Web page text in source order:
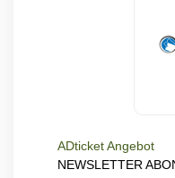
ADticket Angebot
NEWSLETTER